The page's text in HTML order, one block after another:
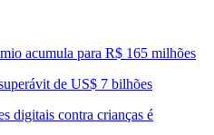
acumula para R$ 165 milhões
de US$ 7 bilhões
digitais contra crianças é